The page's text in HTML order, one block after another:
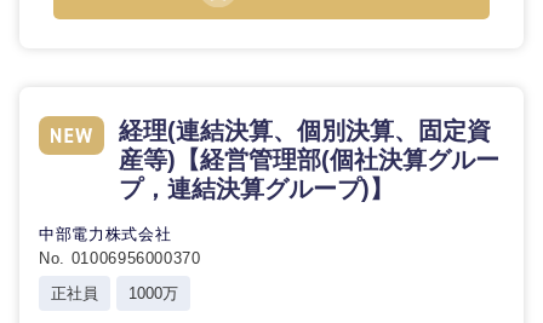
高知県
経理(連結決算、個別決算、固定資
産等)【経営管理部(個社決算グルー
プ，連結決算グループ)】
中部電力株式会社
No. 01006956000370
正社員
1000万